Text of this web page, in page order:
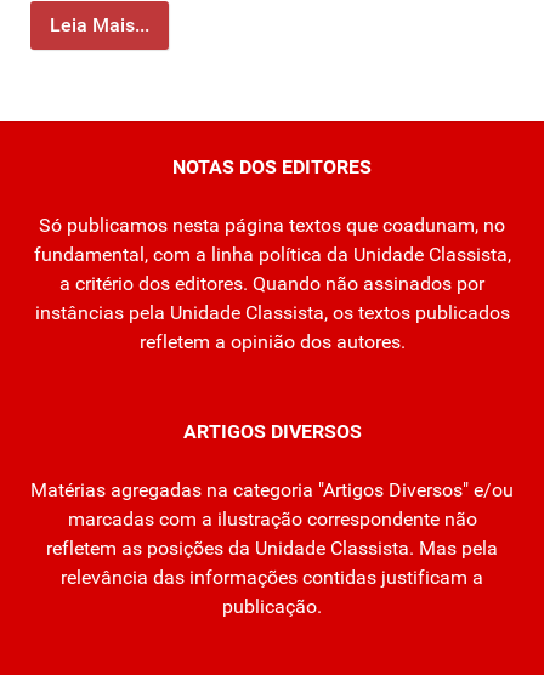
Leia Mais...
NOTAS DOS EDITORES
Só publicamos nesta página textos que coadunam, no
fundamental, com a linha política da Unidade Classista,
a critério dos editores. Quando não assinados por
instâncias pela Unidade Classista, os textos publicados
refletem a opinião dos autores.
ARTIGOS DIVERSOS
Matérias agregadas na categoria "Artigos Diversos" e/ou
marcadas com a ilustração correspondente não
refletem as posições da Unidade Classista. Mas pela
relevância das informações contidas justificam a
publicação.